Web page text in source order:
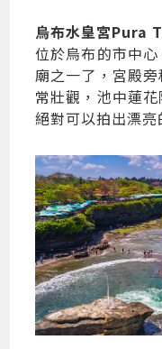
烏布水皇宮Pura
位於烏布的市中
廟之一了，宮殿
常壯觀，池中蓮
絕對可以拍出漂亮